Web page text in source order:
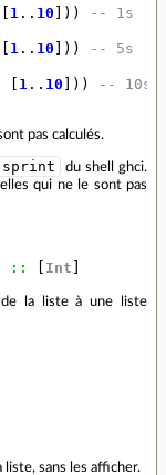
[ 1 .. 10 ]))
-- 1s
[ 1 .. 10 ]))
-- 5s
[ 1 .. 10 ]))
-- 10s
pas calculés.
du shell ghci.
qui ne le sont pas
:: [ Int ]
la liste à une liste
sans les afficher.